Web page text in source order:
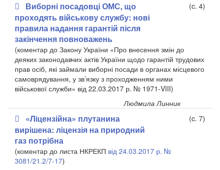
Виборні посадовці ОМС, що
проходять військову службу: нові
правила надання гарантій після
закінчення повноважень
(c. 4)
(коментар до Закону України «Про внесення змін до
деяких законодавчих актів України щодо гарантій трудових
прав осіб, які займали виборні посади в органах місцевого
самоврядування, у зв’язку з проходженням ними
військової служби» від 22.03.2017 р. № 1971-VIII)
Людмила Линник
«Ліцензійна» плутанина
вирішена: ліцензія на природний
газ потрібна
(c. 7)
(коментар до листа НКРЕКП від 24.03.2017 р. №
3081/21.2/7-17)